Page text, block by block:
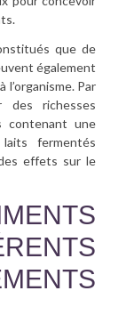
que de
également
Par
richesses
contenant une
fermentés
effets sur le